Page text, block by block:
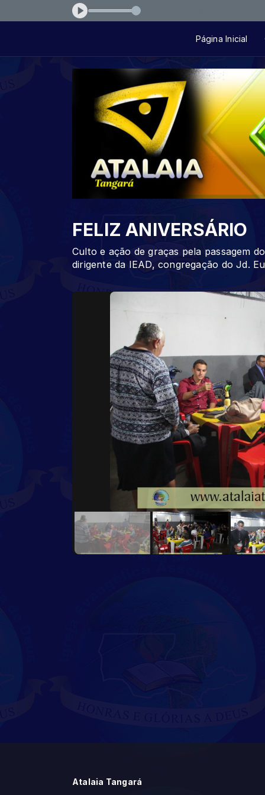
muralha-f92cd4
Página Inicial
FELIZ ANIVERSÁRIO
Culto e ação de graças pela passagem
dirigente da IEAD, congregação do Jd.
Atalaia Tangará